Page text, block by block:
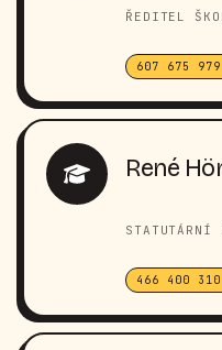
ŘEDITEL
607 675 979
René
STATUTÁRNÍ
466 400 310